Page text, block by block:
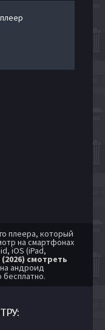
плеера, который
на смартфонах
iOS (iPad,
смотреть
андроид